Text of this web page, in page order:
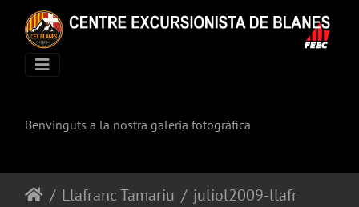
Benvinguts a la nostra galeria fotogràfica
Llafranc Tamariu